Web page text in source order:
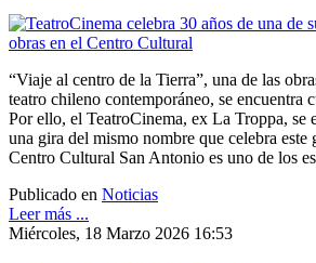
“Viaje al centro de la Tierra”, una de las
teatro chileno contemporáneo, se encuentra
Por ello, el TeatroCinema, ex La Troppa, se
una gira del mismo nombre que celebra este
Centro Cultural San Antonio es uno de los
Publicado en Noticias
Leer más ...
Miércoles, 18 Marzo 2026 16:53